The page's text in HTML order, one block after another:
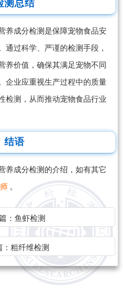
测总结
养成分检测是保障宠物食品安
通过科学、严谨的检测手段，
养价值，确保其满足宠物不同
企业应重视生产过程中的质量
检测，从而推动宠物食品行业
结语
养成分检测的介绍，如有其它
。
： 鱼虾检测
粗纤维检测